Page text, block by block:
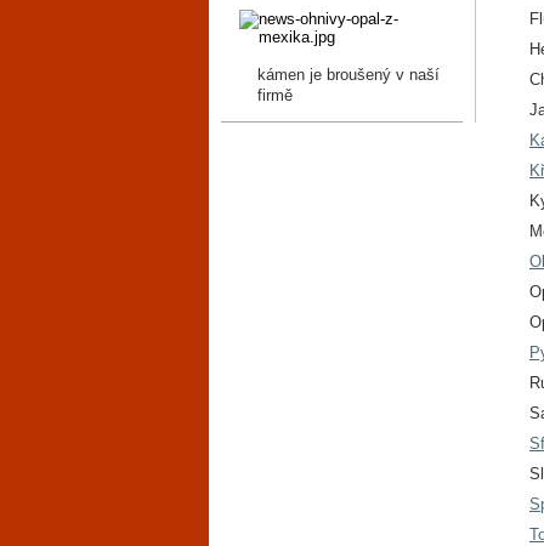
kámen je broušený v naší
firmě